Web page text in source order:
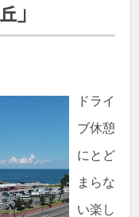
」
ドライ
ブ休憩
にとど
まらな
い楽し